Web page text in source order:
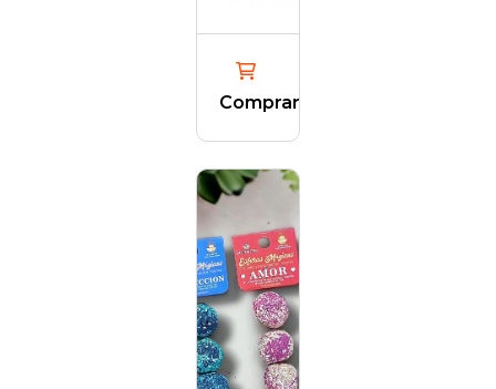
Comprar